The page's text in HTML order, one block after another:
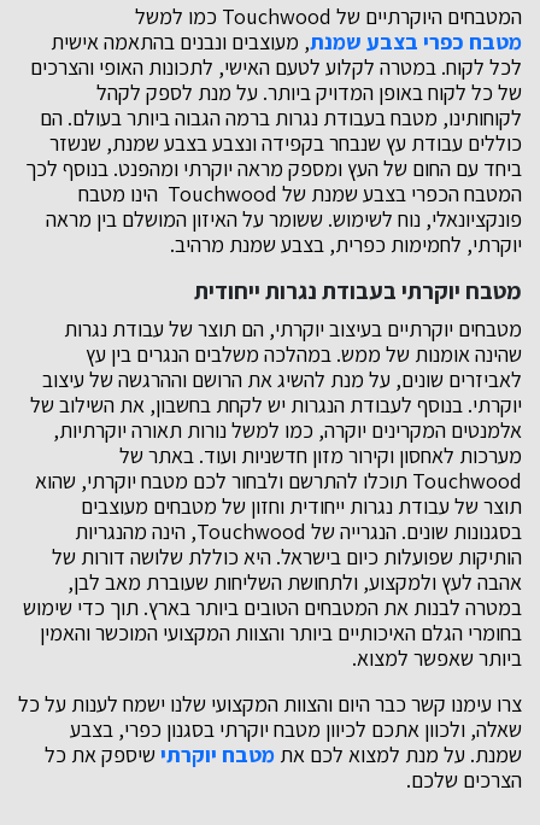
המטבחים היוקרתיים של Touchwood כמו למשל
מטבח כפרי בצבע שמנת, מעוצבים ונבנים בהתאמה אישית
לכל לקוח. במטרה לקלוע לטעם האישי, לתכונות האופי והצרכים
של כל לקוח באופן המדויק ביותר. על מנת לספק לקהל
לקוחותינו, מטבח בעבודת נגרות ברמה הגבוה ביותר בעולם. הם
כוללים עבודת עץ שנבחר בקפידה ונצבע בצבע שמנת, שנשזר
ביחד עם החום של העץ ומספק מראה יוקרתי ומהפנט. בנוסף לכך
המטבח הכפרי בצבע שמנת של Touchwood הינו מטבח
פונקציונאלי, נוח לשימוש. ששומר על האיזון המושלם בין מראה
יוקרתי, לחמימות כפרית, בצבע שמנת מרהיב.
מטבח יוקרתי בעבודת נגרות ייחודית
מטבחים יוקרתיים בעיצוב יוקרתי, הם תוצר של עבודת נגרות
שהינה אומנות של ממש. במהלכה משלבים הנגרים בין עץ
לאביזרים שונים, על מנת להשיג את הרושם וההרגשה של עיצוב
יוקרתי. בנוסף לעבודת הנגרות יש לקחת בחשבון, את השילוב של
אלמנטים המקרינים יוקרה, כמו למשל נורות תאורה יוקרתיות,
מערכות לאחסון וקירור מזון חדשניות ועוד. באתר של
Touchwood תוכלו להתרשם ולבחור לכם מטבח יוקרתי, שהוא
תוצר של עבודת נגרות ייחודית וחזון של מטבחים מעוצבים
בסגנונות שונים. הנגרייה של Touchwood, הינה מהנגריות
הותיקות שפועלות כיום בישראל. היא כוללת שלושה דורות של
אהבה לעץ ולמקצוע, ולתחושת השליחות שעוברת מאב לבן,
במטרה לבנות את המטבחים הטובים ביותר בארץ. תוך כדי שימוש
בחומרי הגלם האיכותיים ביותר והצוות המקצועי המוכשר והאמין
ביותר שאפשר למצוא.
צרו עימנו קשר כבר היום והצוות המקצועי שלנו ישמח לענות על כל
שאלה, ולכוון אתכם לכיוון מטבח יוקרתי בסגנון כפרי, בצבע
שמנת. על מנת למצוא לכם את מטבח יוקרתי שיספק את כל
הצרכים שלכם.